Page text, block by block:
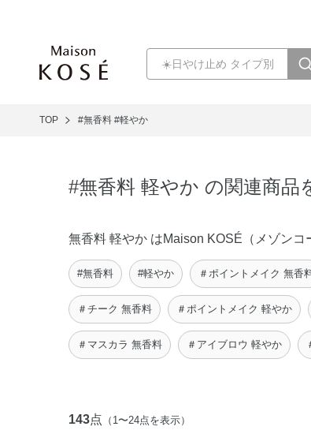
TOP #無香料 #軽やか
#無香料 軽やか の関連商品
無香料 軽やか はMaison KOSÉ（メゾン
#無香料 #軽やか ＃ポイントメイク 無香
＃チーク 無香料 ＃ポイントメイク 軽やか
＃マスカラ 無香料 ＃アイブロウ 軽やか
143点 （1〜24点を表示）